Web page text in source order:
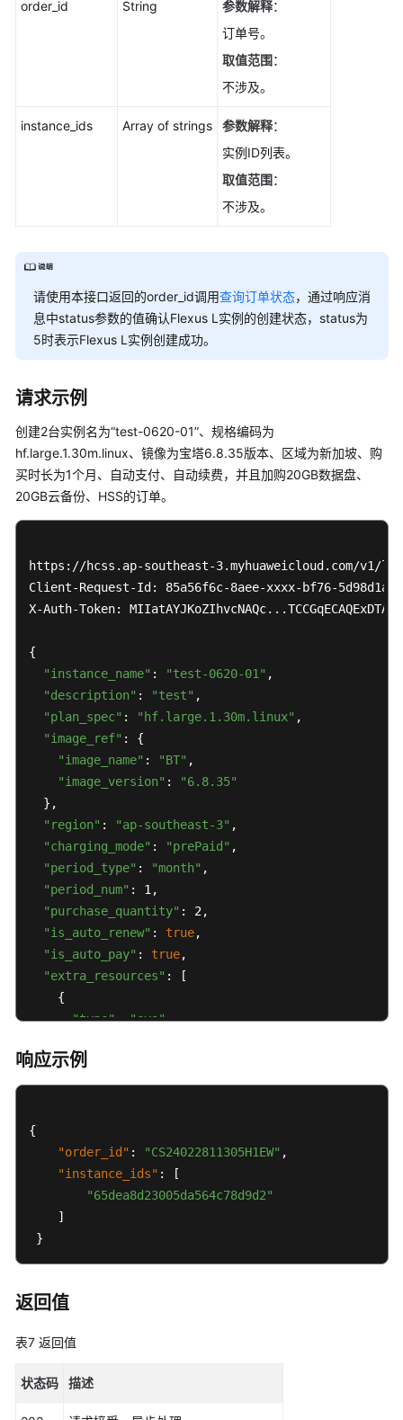
order_id String 参数解释：
订单号。
取值范围：
不涉及。
instance_ids Array of strings 参数解释：
实例ID列表。
取值范围：
不涉及。
请使用本接口返回的order_id调用查询订单状态，通过响应消
息中status参数的值确认Flexus L实例的创建状态，status为
5时表示Flexus L实例创建成功。
请求示例
创建2台实例名为“test-0620-01”、规格编码为
hf.large.1.30m.linux、镜像为宝塔6.8.35版本、区域为新加坡、购
买时长为1个月、自动支付、自动续费，并且加购20GB数据盘、
20GB云备份、HSS的订单。
https://hcss.ap-southeast-3.myhuaweicloud.com/v1/
Client-Request-Id: 85a56f6c-8aee-xxxx-bf76-
X-Auth-Token:
{
"instance_name" : "test-0620-01" ,
"description" : "test" ,
"plan_spec" : "hf.large.1.30m.linux" ,
"image_ref" : {
"image_name" : "BT" ,
"image_version" :
"6.8.35"
  },
"region" : "ap-southeast-3" ,
"charging_mode" : "prePaid" ,
"period_type" : "month" ,
"period_num" : 1,
"purchase_quantity" : 2,
"is_auto_renew" : true,
"is_auto_pay" : true,
"extra_resources" : [
    {
"type": "evs",
    },
    {
    },
    {
"type": "hss"
    }
  ]
响应示例
{
"order_id" : "CS24022811305H1EW" ,
"instance_ids" :
[
"65dea8d23005da564c78d9d2"
]
}
返回值
表7 返回值
状态码 描述